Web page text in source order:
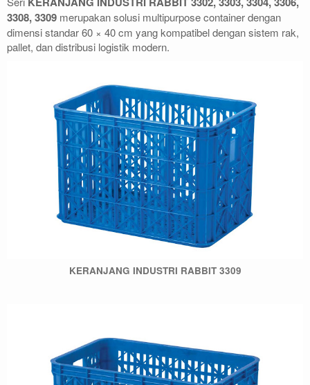
3308, 3309 merupakan solusi multipurpose container dengan
dimensi standar 60 × 40 cm yang kompatibel dengan sistem rak,
pallet, dan distribusi logistik modern.
KERANJANG INDUSTRI RABBIT 3309